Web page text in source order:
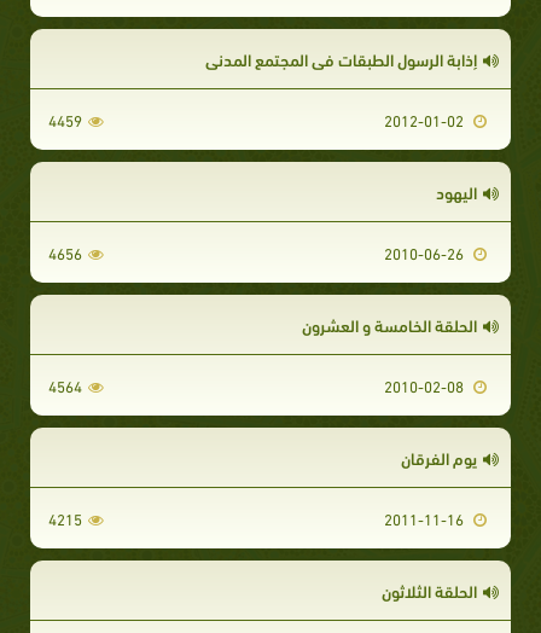
إذابة الرسول الطبقات في المجتمع المدني
4459
اليهود
4656
الحلقة الخامسة و العشرون
4564
يوم الفرقان
4215
الحلقة الثلاثون